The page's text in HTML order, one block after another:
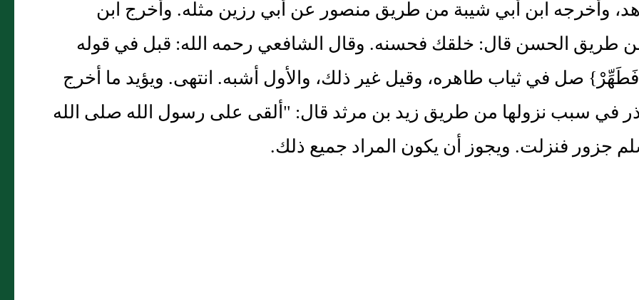
وأخرجه ابن أبي شيبة من طريق منصور عن أبي رزين مثله. وأخرج ابن
طريق الحسن قال: خلقك فحسنه. وقال الشافعي رحمه الله: قبل في قوله
صل في ثياب طاهره، وقيل غير ذلك، والأول أشبه. انتهى. ويؤيد ما أخرج
في سبب نزولها من طريق زيد بن مرثد قال: "ألقى على رسول الله صلى الله
جزور فنزلت. ويجوز أن يكون المراد جميع ذلك.